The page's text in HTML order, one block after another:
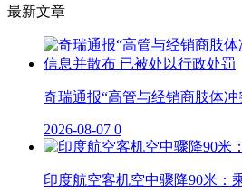
最新文章
奇瑞通报“高管与经销商肢体
2026-08-07 0
印度航空客机空中骤降90米：